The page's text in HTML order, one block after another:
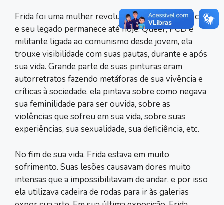
Frida foi uma mulher revolucionária em sua época,
e seu legado permanece até hoje. Queer, PCD e
militante ligada ao comunismo desde jovem, ela
trouxe visibilidade com suas pautas, durante e após
sua vida. Grande parte de suas pinturas eram
autorretratos fazendo metáforas de sua vivência e
críticas à sociedade, ela pintava sobre como negava
sua feminilidade para ser ouvida, sobre as
violências que sofreu em sua vida, sobre suas
experiências, sua sexualidade, sua deficiência, etc.
No fim de sua vida, Frida estava em muito
sofrimento. Suas lesões causavam dores muito
intensas que a impossibilitavam de andar, e por isso
ela utilizava cadeira de rodas para ir às galerias